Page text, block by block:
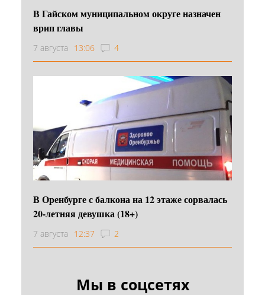
В Гайском муниципальном округе назначен
врип главы
7 августа 13:06 4
В Оренбурге с балкона на 12 этаже сорвалась
20-летняя девушка (18+)
7 августа 12:37 2
Мы в соцсетях